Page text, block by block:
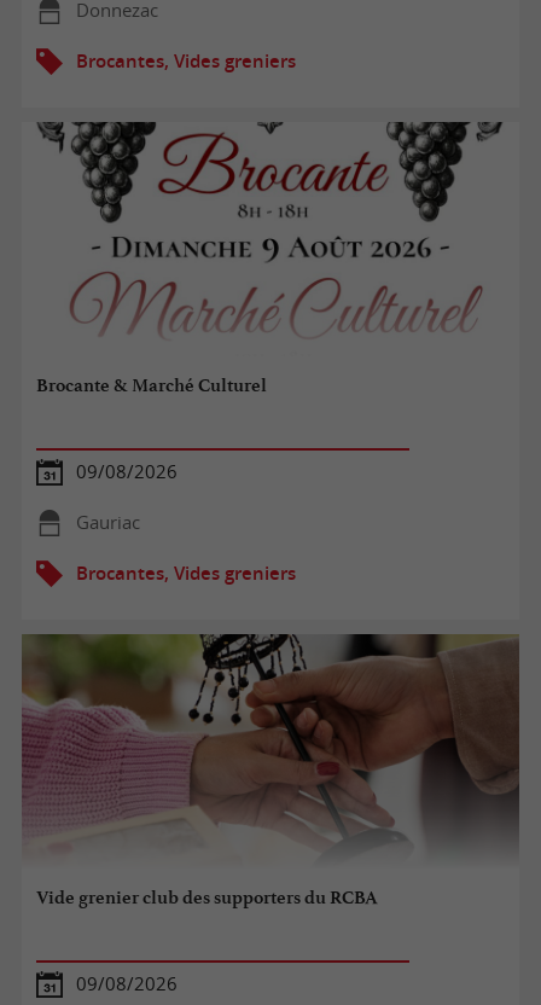
Donnezac
Brocantes, Vides greniers
Brocante & Marché Culturel
09/08/2026
Gauriac
Brocantes, Vides greniers
Vide grenier club des supporters du RCBA
09/08/2026